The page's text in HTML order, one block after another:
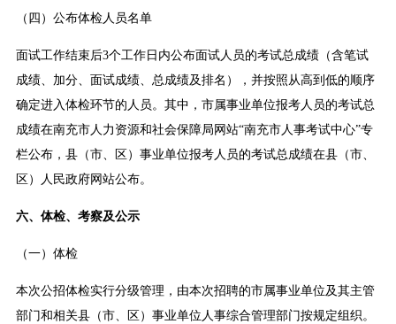
（四）公布体检人员名单
面试工作结束后3个工作日内公布面试人员的考试总成绩（含笔试
成绩、加分、面试成绩、总成绩及排名），并按照从高到低的顺序
确定进入体检环节的人员。其中，市属事业单位报考人员的考试总
成绩在南充市人力资源和社会保障局网站“南充市人事考试中心”专
栏公布，县（市、区）事业单位报考人员的考试总成绩在县（市、
区）人民政府网站公布。
六、体检、考察及公示
（一）体检
本次公招体检实行分级管理，由本次招聘的市属事业单位及其主管
部门和相关县（市、区）事业单位人事综合管理部门按规定组织。